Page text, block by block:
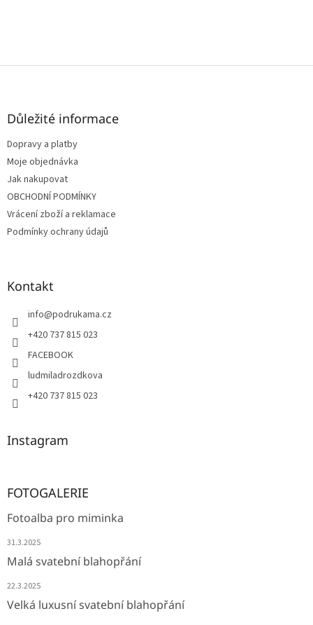
Z
Důležité informace
Dopravy a platby
Moje objednávka
Jak nakupovat
OBCHODNÍ PODMÍNKY
Vrácení zboží a reklamace
Podmínky ochrany údajů
Kontakt
info@podrukama.cz
+420 737 815 023
FACEBOOK
ludmiladrozdkova
+420 737 815 023
Instagram
FOTOGALERIE
Fotoalba pro miminka
31.3.2025
Malá svatební blahopřání
22.3.2025
Velká luxusní svatební blahopřání